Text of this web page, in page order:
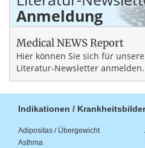
Anmeldung
Medical NEWS Report
Hier können Sie sich für
Literatur-Newsletter
Indikationen / Krankheitsbilder
Adipositas / Übergewicht
Asthma